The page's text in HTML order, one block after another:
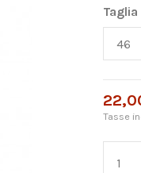
Taglia
Tasse